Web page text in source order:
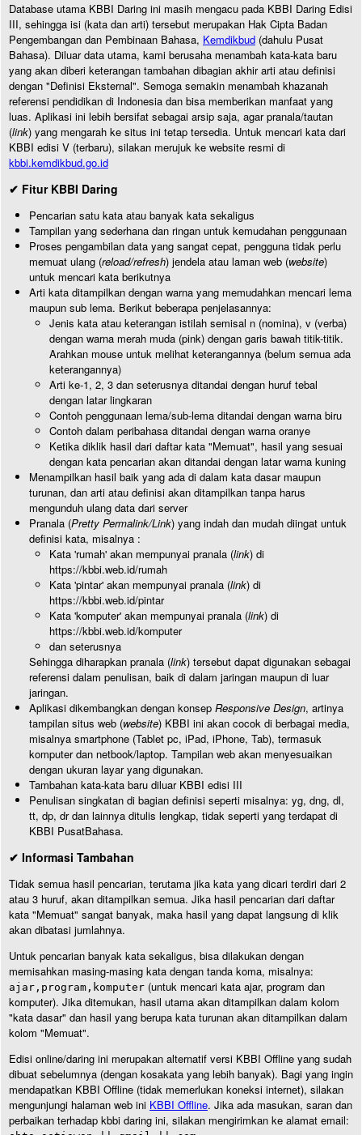
Database utama KBBI Daring ini masih mengacu pada KBBI Daring Edisi
III, sehingga isi (kata dan arti) tersebut merupakan Hak Cipta Badan
Pengembangan dan Pembinaan Bahasa, Kemdikbud (dahulu Pusat
Bahasa). Diluar data utama, kami berusaha menambah kata-kata baru
yang akan diberi keterangan tambahan dibagian akhir arti atau definisi
dengan "Definisi Eksternal". Semoga semakin menambah khazanah
referensi pendidikan di Indonesia dan bisa memberikan manfaat yang
luas. Aplikasi ini lebih bersifat sebagai arsip saja, agar pranala/tautan
(link) yang mengarah ke situs ini tetap tersedia. Untuk mencari kata dari
KBBI edisi V (terbaru), silakan merujuk ke website resmi di
kbbi.kemdikbud.go.id
✔ Fitur KBBI Daring
Pencarian satu kata atau banyak kata sekaligus
Tampilan yang sederhana dan ringan untuk kemudahan penggunaan
Proses pengambilan data yang sangat cepat, pengguna tidak perlu
memuat ulang (reload/refresh) jendela atau laman web (website)
untuk mencari kata berikutnya
Arti kata ditampilkan dengan warna yang memudahkan mencari lema
maupun sub lema. Berikut beberapa penjelasannya:
Jenis kata atau keterangan istilah semisal n (nomina), v (verba)
dengan warna merah muda (pink) dengan garis bawah titik-titik.
Arahkan mouse untuk melihat keterangannya (belum semua ada
keterangannya)
Arti ke-1, 2, 3 dan seterusnya ditandai dengan huruf tebal
dengan latar lingkaran
Contoh penggunaan lema/sub-lema ditandai dengan warna biru
Contoh dalam peribahasa ditandai dengan warna oranye
Ketika diklik hasil dari daftar kata "Memuat", hasil yang sesuai
dengan kata pencarian akan ditandai dengan latar warna kuning
Menampilkan hasil baik yang ada di dalam kata dasar maupun
turunan, dan arti atau definisi akan ditampilkan tanpa harus
mengunduh ulang data dari server
Pranala (Pretty Permalink/Link) yang indah dan mudah diingat untuk
definisi kata, misalnya :
Kata 'rumah' akan mempunyai pranala (link) di
https://kbbi.web.id/rumah
Kata 'pintar' akan mempunyai pranala (link) di
https://kbbi.web.id/pintar
Kata 'komputer' akan mempunyai pranala (link) di
https://kbbi.web.id/komputer
dan seterusnya
Sehingga diharapkan pranala (link) tersebut dapat digunakan sebagai
referensi dalam penulisan, baik di dalam jaringan maupun di luar
jaringan.
Aplikasi dikembangkan dengan konsep Responsive Design, artinya
tampilan situs web (website) KBBI ini akan cocok di berbagai media,
misalnya smartphone (Tablet pc, iPad, iPhone, Tab), termasuk
komputer dan netbook/laptop. Tampilan web akan menyesuaikan
dengan ukuran layar yang digunakan.
Tambahan kata-kata baru diluar KBBI edisi III
Penulisan singkatan di bagian definisi seperti misalnya: yg, dng, dl,
tt, dp, dr dan lainnya ditulis lengkap, tidak seperti yang terdapat di
KBBI PusatBahasa.
✔ Informasi Tambahan
Tidak semua hasil pencarian, terutama jika kata yang dicari terdiri dari 2
atau 3 huruf, akan ditampilkan semua. Jika hasil pencarian dari daftar
kata "Memuat" sangat banyak, maka hasil yang dapat langsung di klik
akan dibatasi jumlahnya.
Untuk pencarian banyak kata sekaligus, bisa dilakukan dengan
memisahkan masing-masing kata dengan tanda koma, misalnya:
ajar,program,komputer (untuk mencari kata ajar, program dan
komputer). Jika ditemukan, hasil utama akan ditampilkan dalam kolom
"kata dasar" dan hasil yang berupa kata turunan akan ditampilkan dalam
kolom "Memuat".
Edisi online/daring ini merupakan alternatif versi KBBI Offline yang sudah
dibuat sebelumnya (dengan kosakata yang lebih banyak). Bagi yang ingin
mendapatkan KBBI Offline (tidak memerlukan koneksi internet), silakan
mengunjungi halaman web ini KBBI Offline. Jika ada masukan, saran dan
perbaikan terhadap kbbi daring ini, silakan mengirimkan ke alamat email: